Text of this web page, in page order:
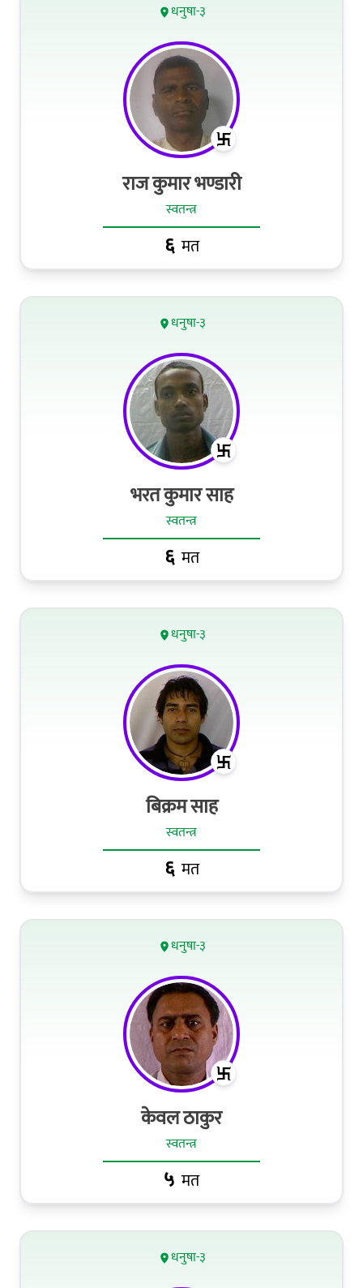
धनुषा-३
राज कुमार भण्डारी
स्वतन्त्र
६ मत
धनुषा-३
भरत कुमार साह
स्वतन्त्र
६ मत
धनुषा-३
बिक्रम साह
स्वतन्त्र
६ मत
धनुषा-३
केवल ठाकुर
स्वतन्त्र
५ मत
धनुषा-३